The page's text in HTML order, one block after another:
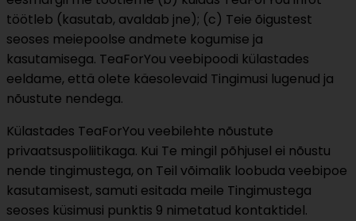
töötleb (kasutab, avaldab jne); (c) Teie õigustest
seoses meiepoolse andmete kogumise ja
kasutamisega. TeaForYou veebipoodi külastades
eeldame, että olete käesolevaid Tingimusi lugenud ja
nõustute nendega.
Külastades TeaForYou veebilehte nõustute
privaatsuspoliitikaga. Kui Te mingil põhjusel ei nõustu
nende tingimustega, on Teil võimalik loobuda veebipoe
kasutamisest, samuti esitada meile Tingimustega
seoses küsimusi punktis 9 nimetatud kontaktidel.